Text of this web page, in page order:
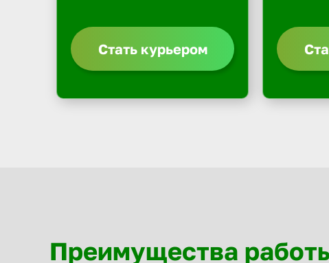
Стать курьером
Преимущества